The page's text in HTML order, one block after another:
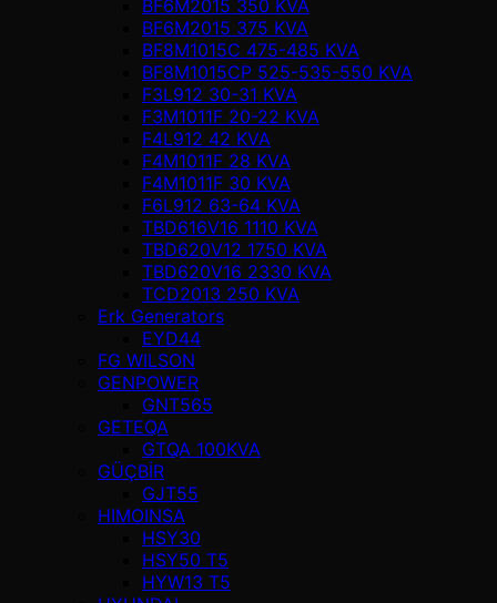
BF6M2015 350 KVA
BF6M2015 375 KVA
BF8M1015C 475-485 KVA
BF8M1015CP 525-535-550 KVA
F3L912 30-31 KVA
F3M1011F 20-22 KVA
F4L912 42 KVA
F4M1011F 28 KVA
F4M1011F 30 KVA
F6L912 63-64 KVA
TBD616V16 1110 KVA
TBD620V12 1750 KVA
TBD620V16 2330 KVA
TCD2013 250 KVA
Erk Generators
EYD44
FG WILSON
GENPOWER
GNT565
GETEQA
GTQA 100KVA
GÜÇBİR
GJT55
HIMOINSA
HSY30
HSY50 T5
HYW13 T5